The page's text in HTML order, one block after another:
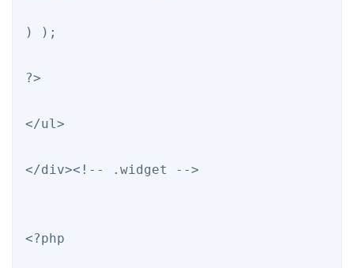
) );
?>
</ul>
</div><!-- .widget -->
<?php